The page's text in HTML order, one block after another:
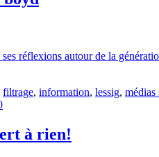
réflexions autour de la
filtrage, information, lessig, médias
à rien!